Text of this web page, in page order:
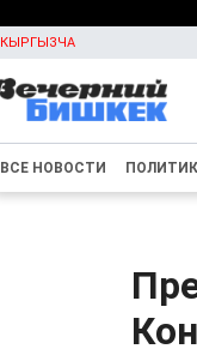
КЫРГЫЗЧА
ВСЕ НОВОСТИ